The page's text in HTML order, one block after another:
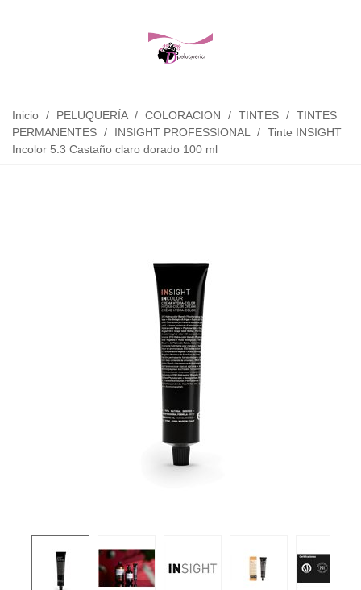
Inicio / PELUQUERÍA / COLORACION / TINTES / TINTES
PERMANENTES / INSIGHT PROFESSIONAL / Tinte INSIGHT
Incolor 5.3 Castaño claro dorado 100 ml